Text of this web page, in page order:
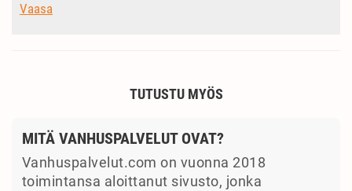
Vaasa
TUTUSTU MYÖS
MITÄ VANHUSPALVELUT OVAT?
Vanhuspalvelut.com on vuonna 2018
toimintansa aloittanut sivusto, jonka